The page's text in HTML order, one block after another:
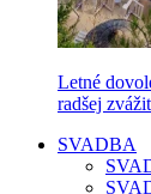
Letné
radšej
SVADBA